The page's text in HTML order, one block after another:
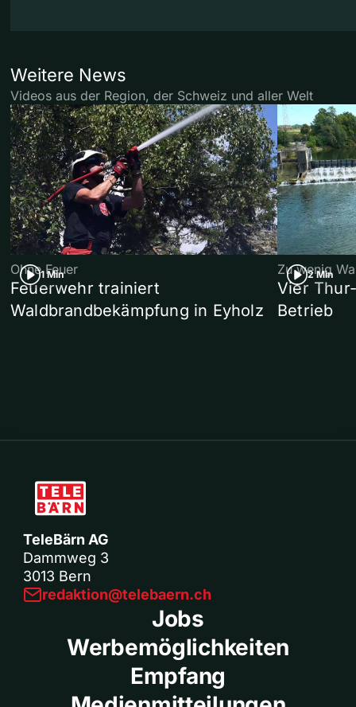
Weitere News
Videos aus der Region, der Schweiz und aller Welt
1 Min
Ohne Feuer
Feuerwehr trainiert
Waldbrandbekämpfung in Eyholz
2 Min
Zu wenig
Vier
Betrieb
TeleBärn AG
Dammweg 3
3013 Bern
redaktion@telebaern.ch
Jobs
Werbemöglichkeiten
Empfang